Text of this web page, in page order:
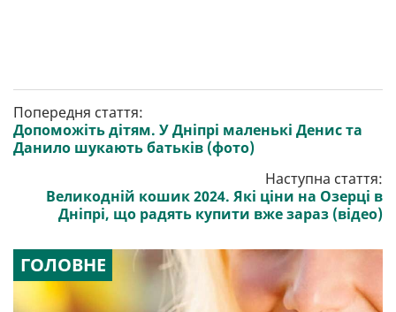
Попередня стаття:
Допоможіть дітям. У Дніпрі маленькі Денис та
Данило шукають батьків (фото)
Наступна стаття:
Великодній кошик 2024. Які ціни на Озерці в
Дніпрі, що радять купити вже зараз (відео)
ГОЛОВНЕ